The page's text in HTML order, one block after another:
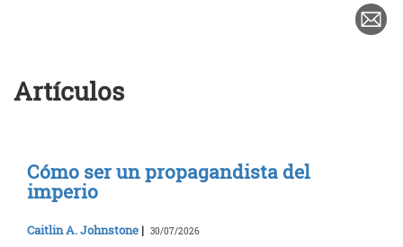
Artículos
Cómo ser un propagandista del
imperio
Caitlin A. Johnstone | 30/07/2026